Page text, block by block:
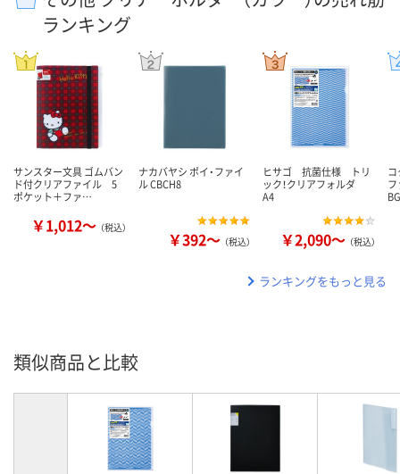
ランキング
サンスター文具 ゴムバン
ド付クリアファイル 5
ポケット＋ファ…
￥1,012～ （税込）
ナカバヤシ ポイ・ファイ
ル CBCH8
￥392～ （税込）
ヒサゴ 抗菌仕様 トリ
ック！クリアフォルダ
A4
￥2,090～ （税込）
ランキングをもっと見る
類似商品と比較